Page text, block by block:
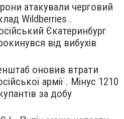
атакували черговий
Wildberries .
Єкатеринбург
від вибухів
оновив втрати
армії . Мінус 1210
за добу